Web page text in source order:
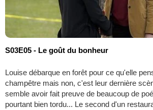
S03E05 - Le goût du bonheur
Louise débarque en forêt pour ce qu'elle
champêtre mais non, c'est leur dernière
semble avoir fait preuve de beaucoup de
pourtant bien tordu... Le second d'un